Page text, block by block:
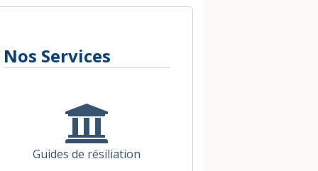
Nos Services
Guides de résiliation